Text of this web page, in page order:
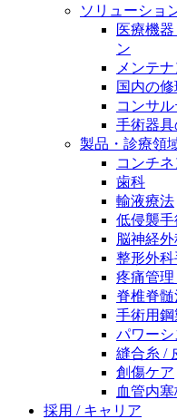
製品ポートフォリオ​
こちらの製品ポー
ただくことができ
身体の中で最も大
を支える、その機
には、どのような
水頭症について
「水頭症」とはどの
採用情報
ビー・ブラウンエ
けませんか？現在
ます。
ニューススペース
エースクラップア
医療に携わるあら
提供していくことを
ソリューショ
医療機
ン
メンテ
国内の
コンサ
手術器
製品・診療領
コンチ
歯科
輸液療法
低侵襲手
脳神経
整形外
疼痛管理
脊椎脊髄
手術用
パワーシ
縫合糸 /
創傷ケア
血管内
採用 / キャリア